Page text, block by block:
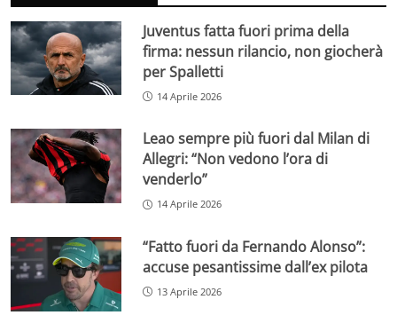
Juventus fatta fuori prima della
firma: nessun rilancio, non giocherà
per Spalletti
14 Aprile 2026
Leao sempre più fuori dal Milan di
Allegri: “Non vedono l’ora di
venderlo”
14 Aprile 2026
“Fatto fuori da Fernando Alonso”:
accuse pesantissime dall’ex pilota
13 Aprile 2026